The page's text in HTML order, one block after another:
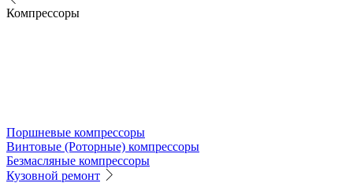
Компрессоры
Поршневые компрессоры
Винтовые (Роторные) компрессоры
Безмасляные компрессоры
Кузовной ремонт